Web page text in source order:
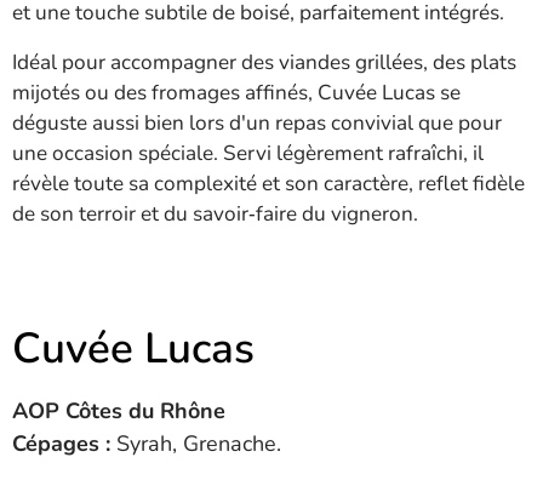
et une touche subtile de boisé, parfaitement intégrés.
Idéal pour accompagner des viandes grillées, des plats
mijotés ou des fromages affinés, Cuvée Lucas se
déguste aussi bien lors d'un repas convivial que pour
une occasion spéciale. Servi légèrement rafraîchi, il
révèle toute sa complexité et son caractère, reflet fidèle
de son terroir et du savoir‑faire du vigneron.
Cuvée Lucas
AOP Côtes du Rhône
Cépages : Syrah, Grenache.